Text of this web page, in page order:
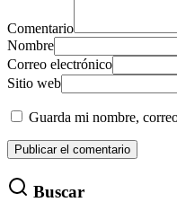
Comentario
Nombre
Correo electrónico
Sitio web
Guarda mi nombre,
Buscar